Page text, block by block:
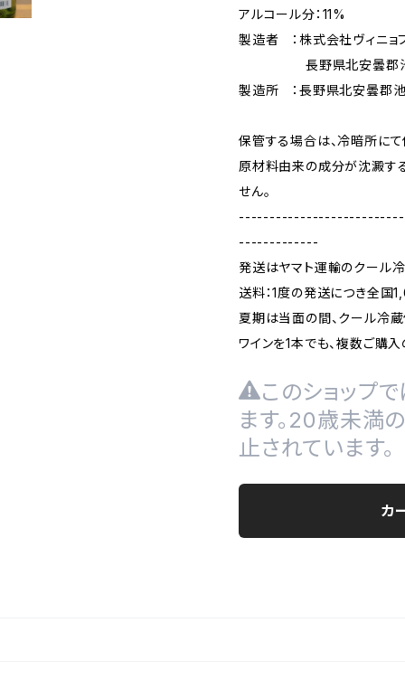
アルコール分：11%
製造者 ：株式会社ヴィニョ
長野県北安曇郡池
製造所 ：長野県北安曇郡
保管する場合は、冷暗所にて
原材料由来の成分が沈澱す
せん。
-------------
発送はヤマト運輸のクール
送料：1度の発送につき全国
夏期は当面の間、クール冷
ワインを1本でも、複数ご購
このショップ
ます。20歳未満
止されています。
カ